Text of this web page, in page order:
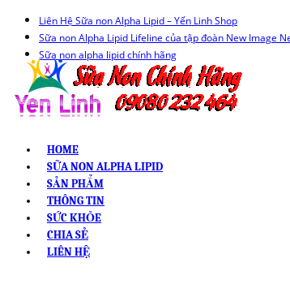
Liên Hệ Sữa non Alpha Lipid – Yến Linh Shop
Sữa non Alpha Lipid Lifeline của tập đoàn New Image
Sữa non alpha lipid chính hãng
HOME
SỮA NON ALPHA LIPID
SẢN PHẨM
THÔNG TIN
SỨC KHỎE
CHIA SẺ
LIÊN HỆ